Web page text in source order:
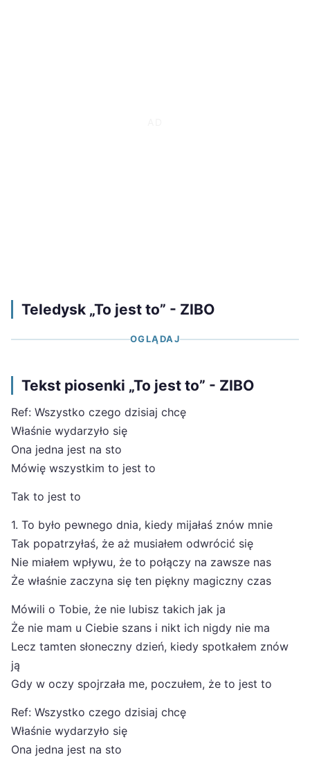
Teledysk „To jest to” - ZIBO
OGLĄDAJ
Tekst piosenki „To jest to” - ZIBO
Ref: Wszystko czego dzisiaj chcę
Właśnie wydarzyło się
Ona jedna jest na sto
Mówię wszystkim to jest to
Tak to jest to
1. To było pewnego dnia, kiedy mijałaś znów mnie
Tak popatrzyłaś, że aż musiałem odwrócić się
Nie miałem wpływu, że to połączy na zawsze nas
Że właśnie zaczyna się ten piękny magiczny czas
Mówili o Tobie, że nie lubisz takich jak ja
Że nie mam u Ciebie szans i nikt ich nigdy nie ma
Lecz tamten słoneczny dzień, kiedy spotkałem znów
ją
Gdy w oczy spojrzała me, poczułem, że to jest to
Ref: Wszystko czego dzisiaj chcę
Właśnie wydarzyło się
Ona jedna jest na sto